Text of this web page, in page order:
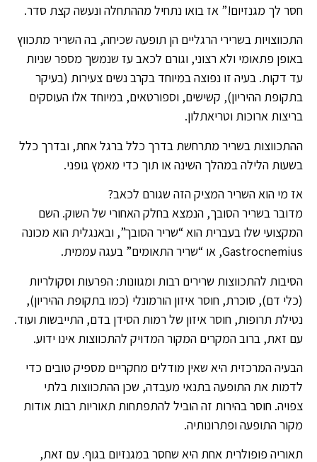
חסר לך מגנזיום!” אז בואו נתחיל מההתחלה ונעשה קצת סדר.
התכווצויות בשרירי הרגליים הן תופעה שכיחה, בה השריר מתכווץ
באופן פתאומי ולא רצוני, וגורם לכאב עז שנמשך מספר שניות
עד דקות. בעיה זו נפוצה במיוחד בקרב נשים צעירות (בעיקר
בתקופת ההיריון), קשישים, וספורטאים, במיוחד אלו העוסקים
בריצות ארוכות וטריאתלון.
ההתכווצות בשריר מתרחשת בדרך כלל ברגל אחת, ובדרך כלל
בשעות הלילה במהלך השינה או תוך כדי מאמץ גופני.
אז מי הוא השריר המציק הזה שגורם לכאב?
מדובר בשריר הסובך, הנמצא בחלק האחורי של השוק. השם
המקצועי שלו בעברית הוא “שריר הסובך”, ובאנגלית הוא מכונה
Gastrocnemius, או “שריר התאומים” בעגה עממית.
הסיבות להתכווצות שרירים רבות ומגוונות: הפרעות וסקולריות
(כלי דם), סוכרת, חוסר איזון הורמונלי (כמו בתקופת ההיריון),
נטילת תרופות, חוסר איזון של רמות הסידן בדם, התייבשות ועוד.
עם זאת, ברוב המקרים המקור המדויק להתכווצות אינו ידוע.
הבעיה המרכזית היא שאין מודלים מחקריים מספיק טובים כדי
לדמות את התופעה בתנאי מעבדה, שכן ההתכווצות בלתי
צפויה. חוסר בהירות זה הוביל להתפתחות תאוריות רבות אודות
מקור התופעה ופתרונותיה.
תאוריה פופולרית אחת היא שחסר במגנזיום בגוף. עם זאת,